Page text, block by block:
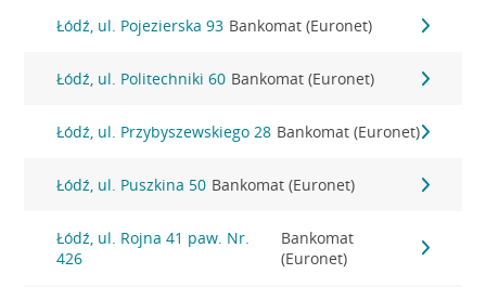
Łódź, ul. Pojezierska 93 Bankomat (Euronet)
Łódź, ul. Politechniki 60 Bankomat (Euronet)
Łódź, ul. Przybyszewskiego 28 Bankomat (Euronet)
Łódź, ul. Puszkina 50 Bankomat (Euronet)
Łódź, ul. Rojna 41 paw. Nr.
426
Bankomat
(Euronet)